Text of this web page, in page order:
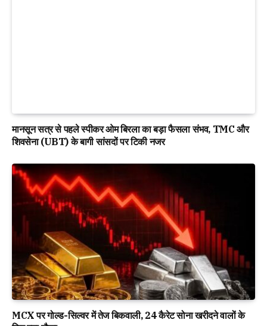
मानसून सत्र से पहले स्पीकर ओम बिरला का बड़ा फैसला संभव, TMC और
शिवसेना (UBT) के बागी सांसदों पर टिकी नजर
MCX पर गोल्ड-सिल्वर में तेज बिकवाली, 24 कैरेट सोना खरीदने वालों के